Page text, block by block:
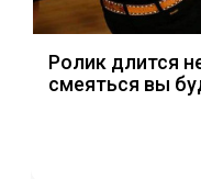
Ролик длится
смеяться вы